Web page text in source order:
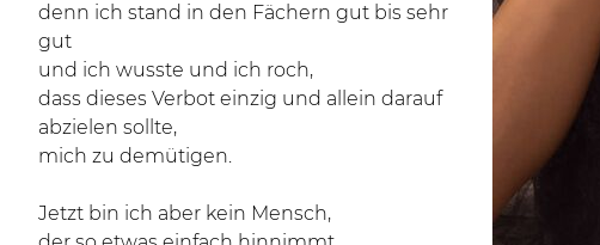
denn ich stand in den Fächern gut bis sehr
gut
und ich wusste und ich roch,
dass dieses Verbot einzig und allein darauf
abzielen sollte,
mich zu demütigen.
Jetzt bin ich aber kein Mensch,